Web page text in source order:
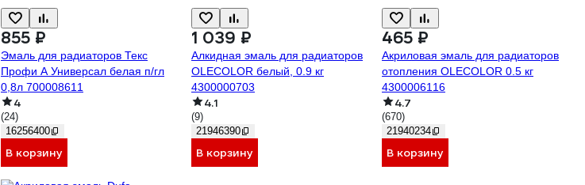
855 ₽
Эмаль для радиаторов Текс
Профи А Универсал белая п/гл
0,8л 700008611
4
(24)
16256400
В корзину
1 039 ₽
Алкидная эмаль для радиаторов
OLECOLOR белый, 0.9 кг
4300000703
4.1
(9)
21946390
В корзину
465 ₽
Акриловая эмаль для радиаторов
отопления OLECOLOR 0.5 кг
4300006116
4.7
(670)
21940234
В корзину